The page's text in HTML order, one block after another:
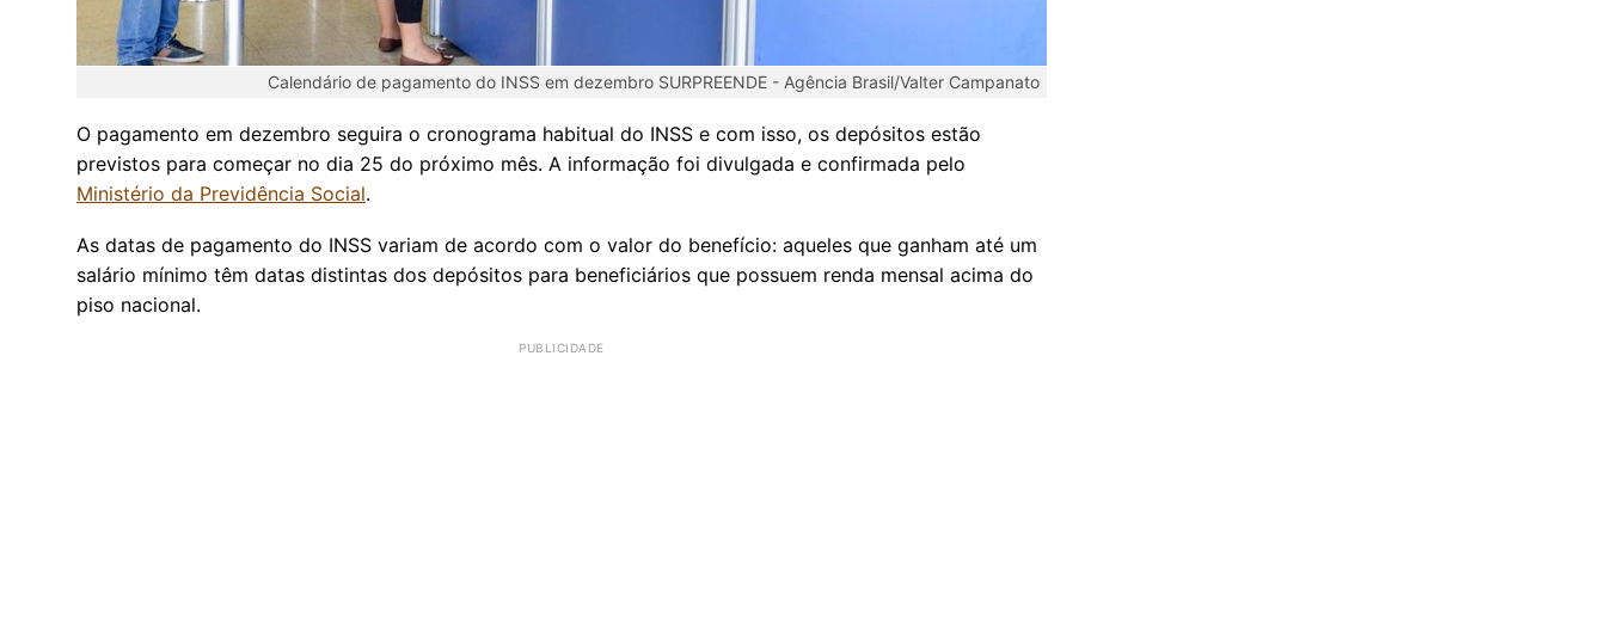
Calendário de pagamento do INSS em dezembro SURPREENDE - Agência Brasil/Valter Campanato
O pagamento em dezembro seguira o cronograma habitual do INSS e com isso, os depósitos estão
previstos para começar no dia 25 do próximo mês. A informação foi divulgada e confirmada pelo
Ministério da Previdência Social.
As datas de pagamento do INSS variam de acordo com o valor do benefício: aqueles que ganham até um
salário mínimo têm datas distintas dos depósitos para beneficiários que possuem renda mensal acima do
piso nacional.